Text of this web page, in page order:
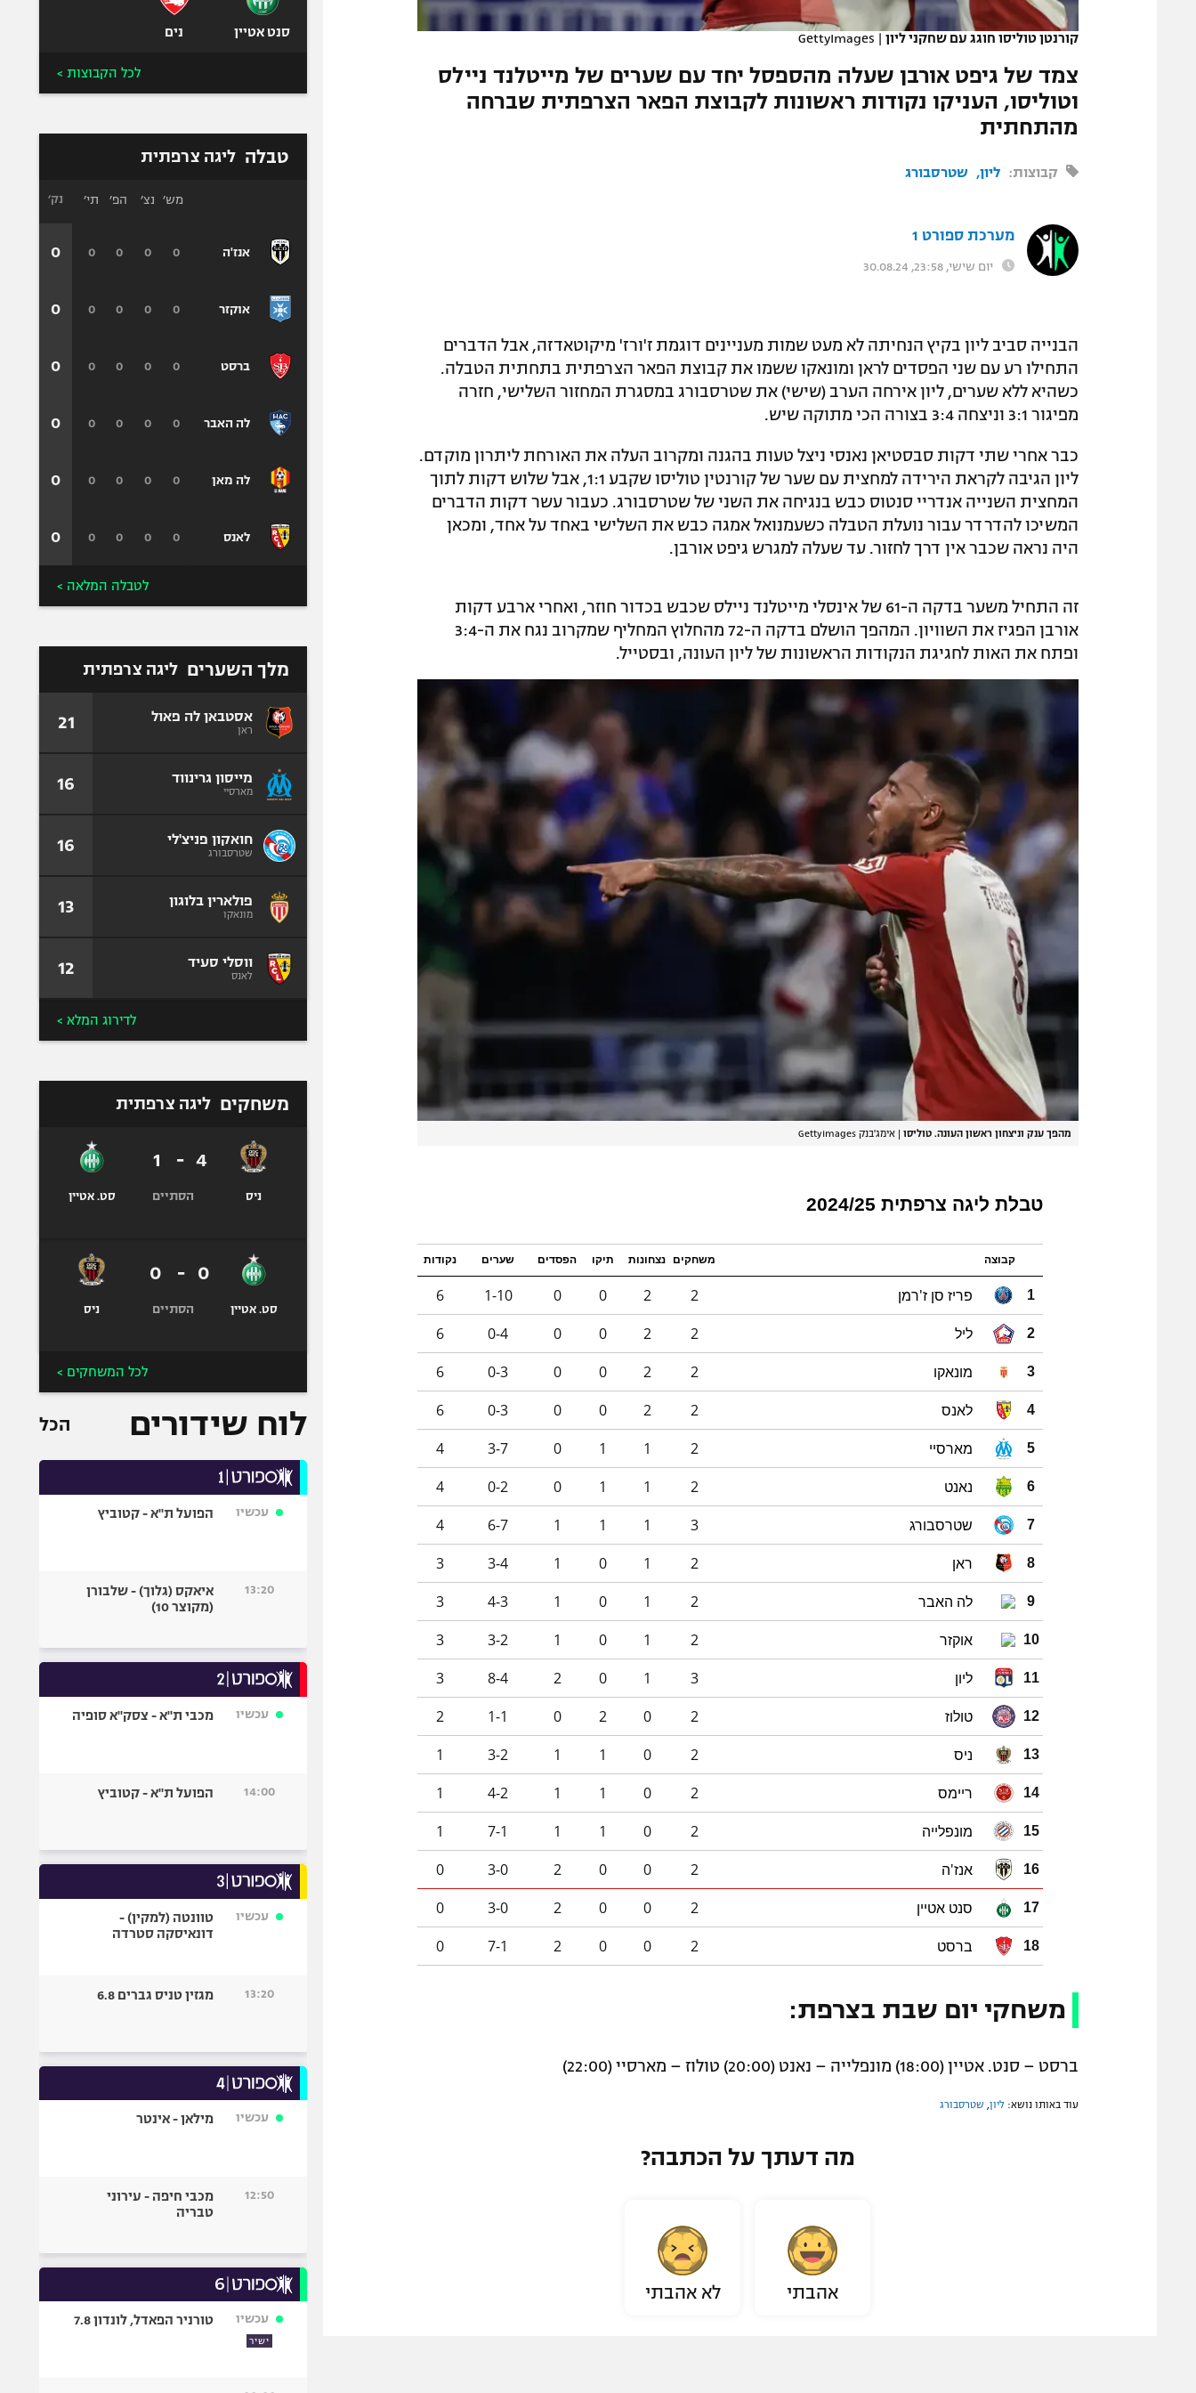
קורנטן טוליסו חוגג עם שחקני ליון |
GettyImages
צמד של גיפט אורבן שעלה מהספסל יחד עם שערים של מייטלנד ניילס
וטוליסו, העניקו נקודות ראשונות לקבוצת הפאר הצרפתית שברחה
מהתחתית
קבוצות: ליון שטרסבורג
מערכת ספורט 1
יום שישי, 23:58, 30.08.24
הבנייה סביב ליון בקיץ הנחיתה לא מעט שמות מעניינים דוגמת ז'ורז' מיקוטאדזה, אבל הדברים
התחילו רע עם שני הפסדים לראן ומונאקו ששמו את קבוצת הפאר הצרפתית בתחתית הטבלה.
כשהיא ללא שערים, ליון אירחה הערב (שישי) את שטרסבורג במסגרת המחזור השלישי, חזרה
מפיגור 3:1 וניצחה 3:4 בצורה הכי מתוקה שיש.
כבר אחרי שתי דקות סבסטיאן נאנסי ניצל טעות בהגנה ומקרוב העלה את האורחת ליתרון מוקדם.
ליון הגיבה לקראת הירידה למחצית עם שער של קורנטין טוליסו שקבע 1:1, אבל שלוש דקות לתוך
המחצית השנייה אנדריי סנטוס כבש בנגיחה את השני של שטרסבורג. כעבור עשר דקות הדברים
המשיכו להדרדר עבור נועלת הטבלה כשעמנואל אמגה כבש את השלישי באחד על אחד, ומכאן
היה נראה שכבר אין דרך לחזור. עד שעלה למגרש גיפט אורבן.
זה התחיל משער בדקה ה-61 של אינסלי מייטלנד ניילס שכבש בכדור חוזר, ואחרי ארבע דקות
אורבן הפגיז את השוויון. המהפך הושלם בדקה ה-72 מהחלוץ המחליף שמקרוב נגח את ה-3:4
ופתח את האות לחגיגת הנקודות הראשונות של ליון העונה, ובסטייל.
מהפך ענק וניצחון ראשון העונה. טוליסו | אימג'בנק GettyImages
טבלת ליגה צרפתית 2024/25
קבוצה משחקים נצחונות תיקו הפסדים שערים נקודות
1 פריז סן ז'רמן 2
2
0
0
1-10
6
2 ליל 2
2
0
0
0-4
6
3 מונאקו 2
2
0
0
0-3
6
4 לאנס 2
2
0
0
0-3
6
5 מארסיי 2
1
1
0
3-7
4
6 נאנט 2
1
1
0
0-2
4
7 שטרסבורג 3
1
1
1
6-7
4
8 ראן 2
1
0
1
3-4
3
9 לה האבר 2
1
0
1
4-3
3
10 אוקזר 2
1
0
1
3-2
3
11 ליון 3
1
0
2
8-4
3
12 טולוז 2
0
2
0
1-1
2
13 ניס 2
0
1
1
3-2
1
14 ריימס 2
0
1
1
4-2
1
15 מונפלייה 2
0
1
1
7-1
1
16 אנז'ה 2
0
0
2
3-0
0
17 סנט אטיין 2
0
0
2
3-0
0
18 ברסט 2
0
0
2
7-1
0
משחקי יום שבת בצרפת:
ברסט – סנט. אטיין (18:00) מונפלייה – נאנט (20:00) טולוז – מארסיי (22:00)
עוד באותו נושא: ליון שטרסבורג
מה דעתך על הכתבה?
אהבתי לא אהבתי
סנט אטיין נים
לכל הקבוצות >
טבלה ליגה צרפתית
אנז'ה
אוקזר
ברסט
לה האבר
לה מאן
לאנס
מש׳ נצ׳ הפ׳ תי׳
0
0
0
0
0
0
0
0
0
0
0
0
0
0
0
0
0
0
0
0
0
0
0
0
נק׳
0
0
0
0
0
0
לטבלה המלאה >
מלך השערים ליגה צרפתית
אסטבאן לה פאול
ראן 21
מייסון גרינווד
מארסיי 16
חואקון פניצ'לי
שטרסבורג 16
פולארין בלוגון
מונאקו 13
ווסלי סעיד
לאנס 12
לדירוג המלא >
משחקים ליגה צרפתית
ניס
4
-
1
הסתיים סט. אטיין
סט. אטיין
0
-
0
הסתיים ניס
לכל המשחקים >
לוח שידורים הכל
עכשיו הפועל ת"א - קטוביץ
13:20
איאקס (גלוך) - שלבורן
(מקוצר 10)
עכשיו מכבי ת"א - צסק"א סופיה
14:00 הפועל ת"א - קטוביץ
עכשיו
טוונטה (למקין) -
דונאיסקה סטרדה
13:20 מגזין טניס גברים 6.8
עכשיו מילאן - אינטר
12:50
מכבי חיפה - עירוני
טבריה
עכשיו
ישיר
טורניר הפאדל, לונדון 7.8